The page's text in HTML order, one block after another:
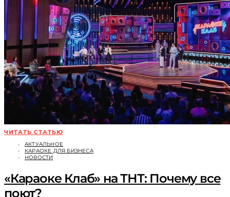
ЧИТАТЬ СТАТЬЮ
АКТУАЛЬНОЕ
КАРАОКЕ ДЛЯ БИЗНЕСА
НОВОСТИ
«Караоке Клаб» на ТНТ: Почему все
поют?